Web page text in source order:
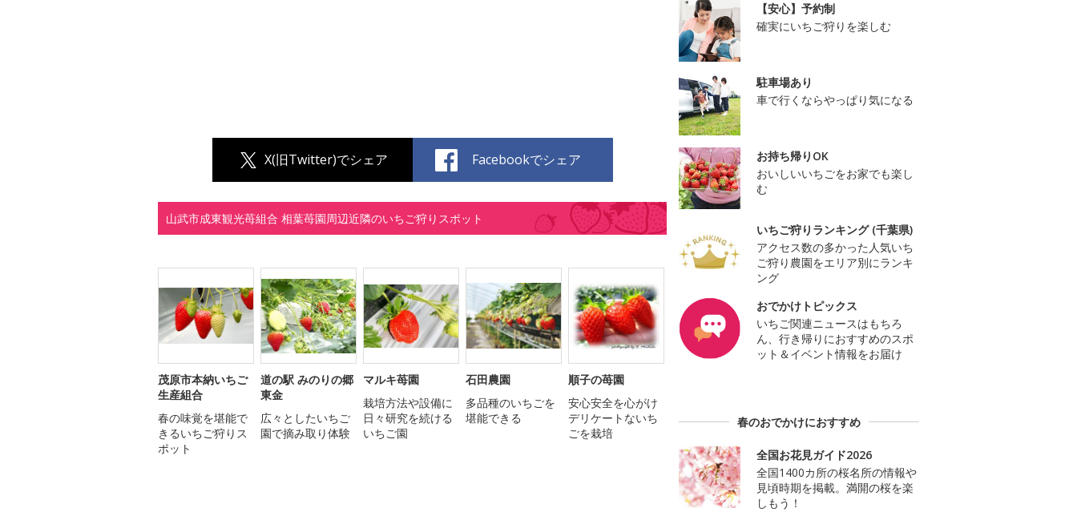
X(旧Twitter)でシェア Facebookでシェア
山武市成東観光苺組合 相葉苺園周辺近隣のいちご狩りスポット
茂原市本納いちご
生産組合
春の味覚を堪能で
きるいちご狩りス
ポット
道の駅 みのりの郷
東金
広々としたいちご
園で摘み取り体験
マルキ苺園
栽培方法や設備に
日々研究を続ける
いちご園
石田農園
多品種のいちごを
堪能できる
順子の苺園
安心安全を心がけ
デリケートないち
ごを栽培
【安心】予約制
確実にいちご狩りを楽しむ
駐車場あり
車で行くならやっぱり気になる
お持ち帰りOK
おいしいいちごをお家でも楽し
む
いちご狩りランキング (千葉県)
アクセス数の多かった人気いち
ご狩り農園をエリア別にランキ
ング
おでかけトピックス
いちご関連ニュースはもちろ
ん、行き帰りにおすすめのスポ
ット＆イベント情報をお届け
春のおでかけにおすすめ
全国お花見ガイド2026
全国1400カ所の桜名所の情報や
見頃時期を掲載。満開の桜を楽
しもう！